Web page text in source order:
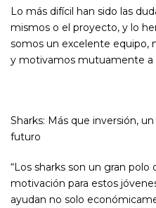
Lo más difícil han sido las
mismos o el proyecto, y lo
somos un excelente equipo,
y motivamos mutuamente a
Sharks: Más que inversión,
futuro
“Los sharks son un gran polo
motivación para estos
ayudan no solo